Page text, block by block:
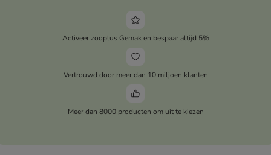
Activeer zooplus Gemak en bespaar altijd 5%
Vertrouwd door meer dan 10 miljoen klanten
Meer dan 8000 producten om uit te kiezen